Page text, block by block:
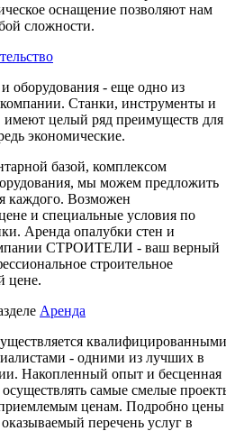
оснащение позволяют нам
сложности.
оборудования - еще одно из
Станки, инструменты и
имеют целый ряд преимуществ для
экономические.
базой, комплексом
мы можем предложить
каждого. Возможен
и специальные условия по
Аренда опалубки стен и
СТРОИТЕЛИ - ваш верный
строительное
цене.
Аренда
квалифицированными
- одними из лучших в
Накопленный опыт и бесценная
самые смелые
ценам. Подробно цены
перечень услуг в